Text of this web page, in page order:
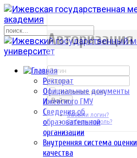
Ректорат
Официальные документы
Ижевского ГМУ
Сведения об
образовательной
организации
Внутренняя система оценки
качества
р
Авторизация
Запомнить меня
Войти
Забыли логин?
Забыли пароль?